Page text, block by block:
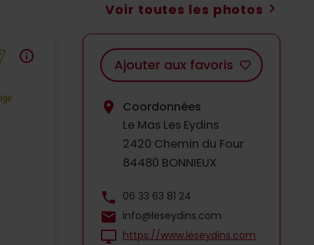
Voir toutes les photos chevron_right
info Ajouter aux favoris favorite_border
location_on
Coordonnées
Le Mas Les Eydins
2420 Chemin du Four
84480 BONNIEUX
phone 06 33 63 81 24
mail info@leseydins.com
desktop_windows https://www.leseydins.com